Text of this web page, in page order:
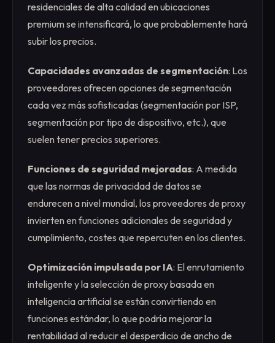
residenciales de alta calidad en ubicaciones
premium se intensificará, lo que probablemente hará
subir los precios.
Capacidades avanzadas de segmentación: Los
proveedores ofrecen opciones de segmentación
cada vez más sofisticadas (segmentación por ISP,
segmentación por tipo de dispositivo, etc.), que
suelen tener precios superiores.
Funciones de seguridad mejoradas: A medida
que las normas de privacidad de datos se
endurecen a nivel mundial, los proveedores de proxy
invierten en funciones adicionales de seguridad y
cumplimiento, costes que repercuten en los clientes.
Optimización impulsada por IA: El enrutamiento
inteligente y la selección de proxy basada en
inteligencia artificial se están convirtiendo en
funciones estándar, lo que podría mejorar la
rentabilidad al reducir el desperdicio de ancho de